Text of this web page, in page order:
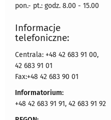
pon.- pt.: godz. 8.00 - 15.00
Informacje
telefoniczne:
Centrala: +48 42 683 91 00,
42 683 91 01
Fax:+48 42 683 90 01
Informatorium:
+48 42 683 91 91, 42 683 91 92